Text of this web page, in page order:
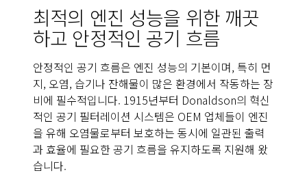
최적의 엔진 성능을 위한 깨끗
하고 안정적인 공기 흐름
안정적인 공기 흐름은 엔진 성능의 기본이며, 특히 먼
지, 오염, 습기나 잔해물이 많은 환경에서 작동하는 장
비에 필수적입니다. 1915년부터 Donaldson의 혁신
적인 공기 필터레이션 시스템은 OEM 업체들이 엔진
을 유해 오염물로부터 보호하는 동시에 일관된 출력
과 효율에 필요한 공기 흐름을 유지하도록 지원해 왔
습니다.